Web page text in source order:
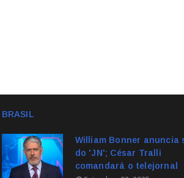
BRASIL
William Bonner anuncia
do 'JN'; César Tralli
comandará o telejornal